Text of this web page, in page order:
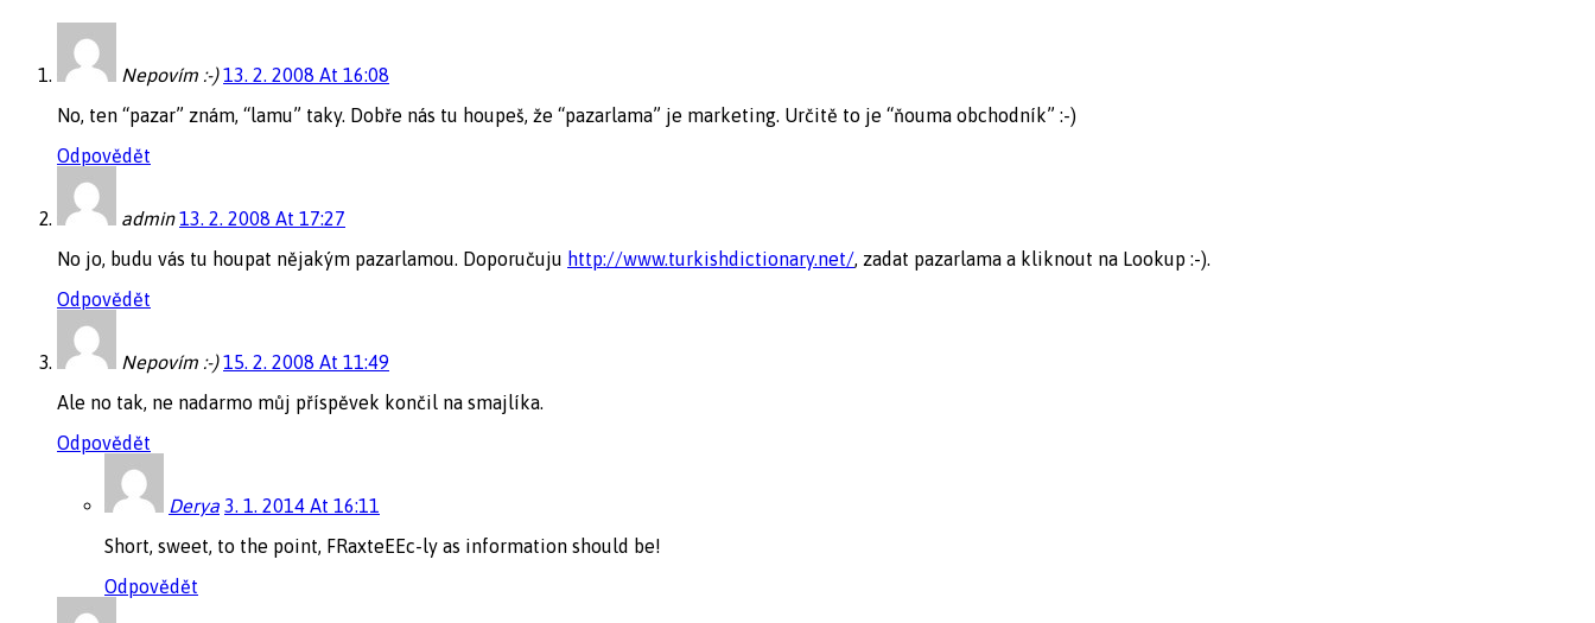
Nepovím :-) 13. 2. 2008 At 16:08
No, ten “pazar” znám, “lamu” taky. Dobře nás tu houpeš, že “pazarlama” je marketing. Určitě to je “ňouma obchodník” :-)
Odpovědět
admin 13. 2. 2008 At 17:27
No jo, budu vás tu houpat nějakým pazarlamou. Doporučuju http://www.turkishdictionary.net/, zadat pazarlama a kliknout na Lookup :-).
Odpovědět
Nepovím :-) 15. 2. 2008 At 11:49
Ale no tak, ne nadarmo můj příspěvek končil na smajlíka.
Odpovědět
Derya 3. 1. 2014 At 16:11
Short, sweet, to the point, FRaxteEEc-ly as information should be!
Odpovědět